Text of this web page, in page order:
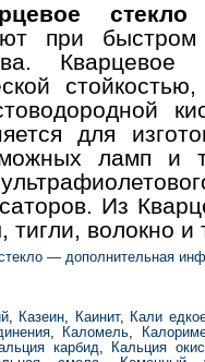
стекло
при быстром
Кварцевое
для
ламп и
Из
тигли, волокно и
— дополнительная
, Казеин, Каинит, Кали
, Каломель,
карбид,
Кальция